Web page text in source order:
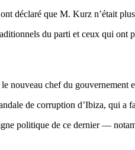
déclaré que M. Kurz n’était
du parti et ceux qui
chef du gouvernement
de corruption d’Ibiza, qui a
politique de ce dernier —